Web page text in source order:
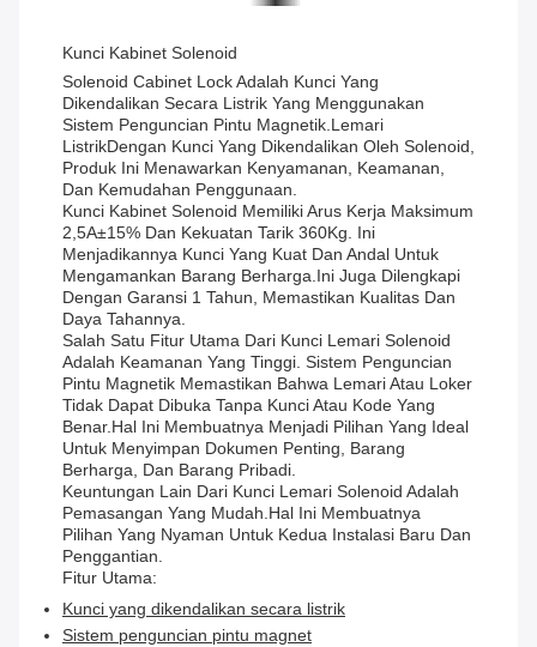
Kunci Kabinet Solenoid
Solenoid Cabinet Lock Adalah Kunci Yang
Dikendalikan Secara Listrik Yang Menggunakan
Sistem Penguncian Pintu Magnetik.lemari
ListrikDengan Kunci Yang Dikendalikan Oleh Solenoid,
Produk Ini Menawarkan Kenyamanan, Keamanan,
Dan Kemudahan Penggunaan.
Kunci Kabinet Solenoid Memiliki Arus Kerja Maksimum
2,5A±15% Dan Kekuatan Tarik 360Kg. Ini
Menjadikannya Kunci Yang Kuat Dan Andal Untuk
Mengamankan Barang Berharga.Ini Juga Dilengkapi
Dengan Garansi 1 Tahun, Memastikan Kualitas Dan
Daya Tahannya.
Salah Satu Fitur Utama Dari Kunci Lemari Solenoid
Adalah Keamanan Yang Tinggi. Sistem Penguncian
Pintu Magnetik Memastikan Bahwa Lemari Atau Loker
Tidak Dapat Dibuka Tanpa Kunci Atau Kode Yang
Benar.Hal Ini Membuatnya Menjadi Pilihan Yang Ideal
Untuk Menyimpan Dokumen Penting, Barang
Berharga, Dan Barang Pribadi.
Keuntungan Lain Dari Kunci Lemari Solenoid Adalah
Pemasangan Yang Mudah.Hal Ini Membuatnya
Pilihan Yang Nyaman Untuk Kedua Instalasi Baru Dan
Penggantian.
Fitur Utama:
Kunci yang dikendalikan secara listrik
Sistem penguncian pintu magnet